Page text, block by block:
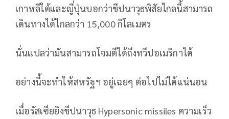
เกาหลีใต้และญี่ปุ่นบอกว่าขีปนาวุธพิสัยไกลนี้สามารถ
เดินทางได้ไกลกว่า 15,000 กิโลเมตร
นั่นแปลว่ามันสามารถโจมตีได้ถึงทวีปอเมริกาได้
อย่างนี้จะทำให้สหรัฐฯ อยู่เฉยๆ ต่อไปไม่ได้แน่นอน
เมื่อรัสเซียยิงขีปนาวุธ Hypersonic missiles ความเร็ว